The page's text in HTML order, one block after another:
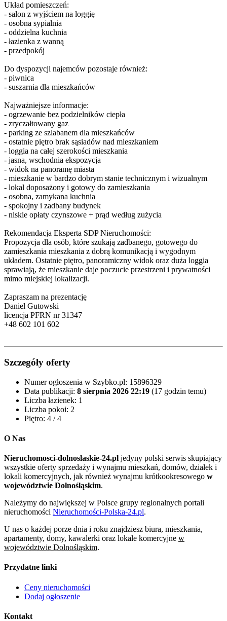
Układ pomieszczeń:
- salon z wyjściem na loggię
- osobna sypialnia
- oddzielna kuchnia
- łazienka z wanną
- przedpokój
Do dyspozycji najemców pozostaje również:
- piwnica
- suszarnia dla mieszkańców
Najważniejsze informacje:
- ogrzewanie bez podzielników ciepła
- zryczałtowany gaz
- parking ze szlabanem dla mieszkańców
- ostatnie piętro brak sąsiadów nad mieszkaniem
- loggia na całej szerokości mieszkania
- jasna, wschodnia ekspozycja
- widok na panoramę miasta
- mieszkanie w bardzo dobrym stanie technicznym i wizualnym
- lokal doposażony i gotowy do zamieszkania
- osobna, zamykana kuchnia
- spokojny i zadbany budynek
- niskie opłaty czynszowe + prąd według zużycia
Rekomendacja Eksperta SDP Nieruchomości:
Propozycja dla osób, które szukają zadbanego, gotowego do
zamieszkania mieszkania z dobrą komunikacją i wygodnym
układem. Ostatnie piętro, panoramiczny widok oraz duża loggia
sprawiają, że mieszkanie daje poczucie przestrzeni i prywatności
mimo miejskiej lokalizacji.
Zapraszam na prezentację
Daniel Gutowski
licencja PFRN nr 31347
+48 602 101 602
Szczegóły oferty
Numer ogłoszenia w Szybko.pl: 15896329
Data publikacji: 8 sierpnia 2026 22:19 (17 godzin temu)
Liczba łazienek: 1
Liczba pokoi: 2
Piętro: 4 / 4
O Nas
Nieruchomosci-dolnoslaskie-24.pl jedyny polski serwis skupiający
wszystkie oferty sprzedaży i wynajmu mieszkań, domów, działek i
lokali komercyjnych, jak również wynajmu krótkookresowego w
województwie Dolnośląskim.
Należymy do największej w Polsce grupy regionalnych portali
nieruchomości Nieruchomości-Polska-24.pl.
U nas o każdej porze dnia i roku znajdziesz biura, mieszkania,
apartamenty, domy, kawalerki oraz lokale komercyjne w
województwie Dolnośląskim.
Przydatne linki
Ceny nieruchomości
Dodaj ogłoszenie
Kontakt